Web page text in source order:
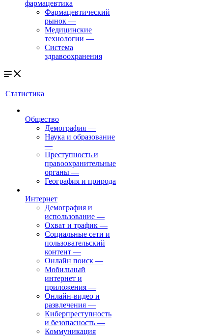
фармацевтика
Фармацевтический
рынок —
Медицинские
технологии —
Система
здравоохранения
Статистика
Общество
Демография —
Наука и образование
—
Преступность и
правоохранительные
органы —
География и природа
Интернет
Демография и
использование —
Охват и трафик —
Социальные сети и
пользовательский
контент —
Онлайн поиск —
Мобильный
интернет и
приложения —
Онлайн-видео и
развлечения —
Киберпреступность
и безопасность —
Коммуникация